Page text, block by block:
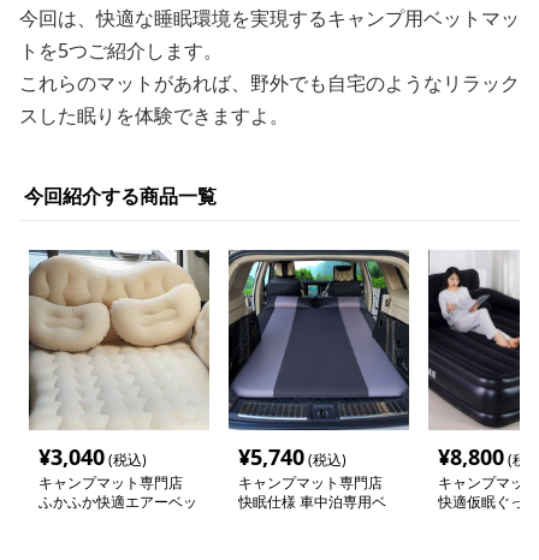
今回は、快適な睡眠環境を実現するキャンプ用ベットマッ
トを5つご紹介します。
これらのマットがあれば、野外でも自宅のようなリラック
スした眠りを体験できますよ。
今回紹介する商品一覧
¥3,040(税込)
キャンプマット専門店
ふかふか快適エアーベッ
¥5,740(税込)
キャンプマット専門店
快眠仕様 車中泊専用ベ
¥8,800(税
キャンプマッ
快適仮眠ぐっ